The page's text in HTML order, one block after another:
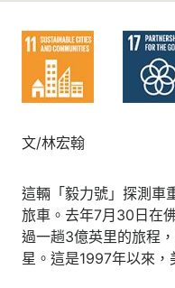
文/林宏翰
這輛「毅力號」探測車
旅車。去年7月30日在
過一趟3億英里的旅程
星。這是1997年以來，